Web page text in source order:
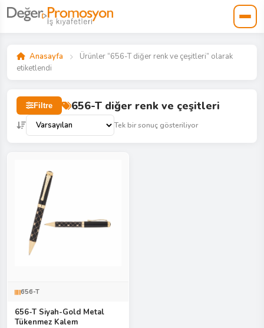
Anasayfa
Ürünler “656-T diğer renk ve çeşitleri” olarak
etiketlendi
Filtre 656-T diğer renk ve çeşitleri
Tek bir sonuç gösteriliyor
656-T
656-T Siyah-Gold Metal
Tükenmez Kalem